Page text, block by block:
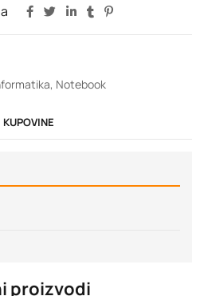
, Notebook
proizvodi